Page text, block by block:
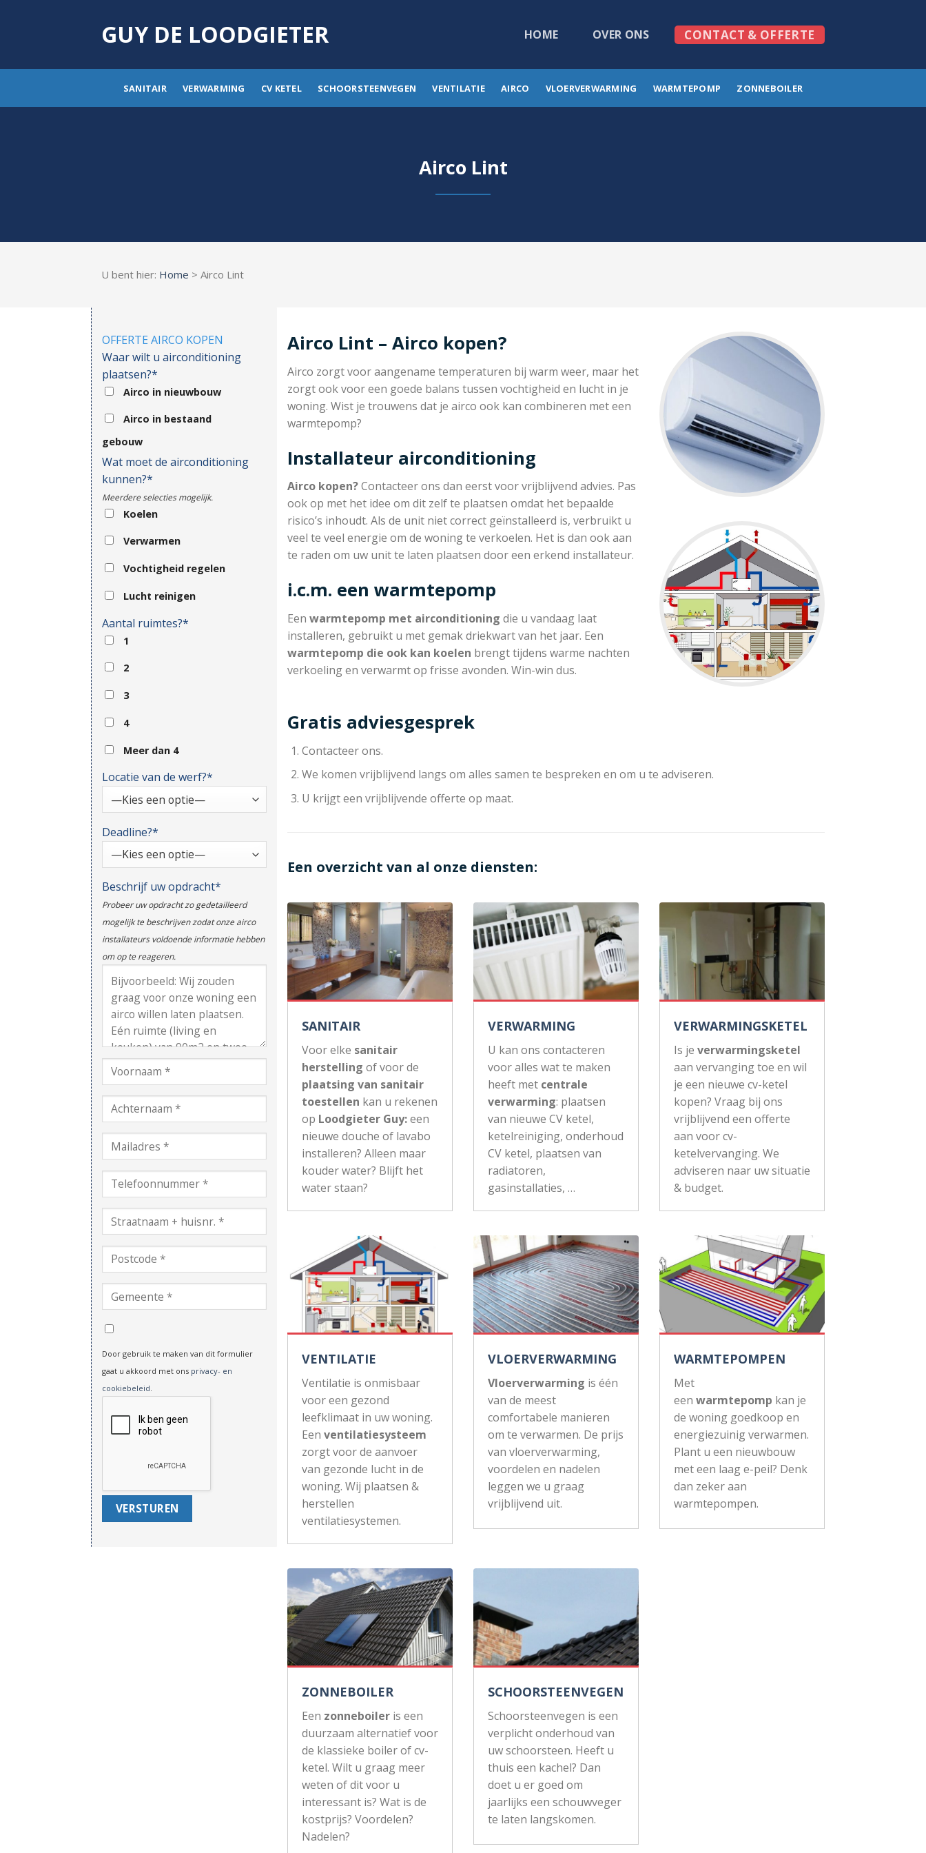
GUY DE LOODGIETER HOME OVER ONS CONTACT & OFFERTE
SANITAIR VERWARMING CV KETEL SCHOORSTEENVEGEN VENTILATIE AIRCO VLOERVERWARMING WARMTEPOMP ZONNEBOILER
Airco Lint
U bent hier: Home > Airco Lint
OFFERTE AIRCO KOPEN
Waar wilt u airconditioning
plaatsen?*
Airco in nieuwbouw
Airco in bestaand
gebouw
Wat moet de airconditioning
kunnen?*
Meerdere selecties mogelijk.
Koelen
Verwarmen
Vochtigheid regelen
Lucht reinigen
Aantal ruimtes?*
1
2
3
4
Meer dan 4
Locatie van de werf?*
Deadline?*
Beschrijf uw opdracht*
Probeer uw opdracht zo gedetailleerd
mogelijk te beschrijven zodat onze airco
installateurs voldoende informatie hebben
om op te reageren.
Door gebruik te maken van dit formulier
gaat u akkoord met ons privacy- en
cookiebeleid
Airco Lint – Airco kopen?
Airco zorgt voor aangename temperaturen bij warm weer, maar het
zorgt ook voor een goede balans tussen vochtigheid en lucht in je
woning. Wist je trouwens dat je airco ook kan combineren met een
warmtepomp?
Installateur airconditioning
Airco kopen?Contacteer ons dan eerst voor vrijblijvend advies. Pas
ook op met het idee om dit zelf te plaatsen omdat het bepaalde
risico’s inhoudt. Als de unit niet correct geïnstalleerd is, verbruikt u
veel te veel energie om de woning te verkoelen. Het is dan ook aan
te raden om uw unit te laten plaatsen door een erkend installateur.
i.c.m. een warmtepomp
Een warmtepomp met airconditioning die u vandaag laat
installeren, gebruikt u met gemak driekwart van het jaar. Een
warmtepomp die ook kan koelen brengt tijdens warme nachten
verkoeling en verwarmt op frisse avonden. Win-win dus.
Gratis adviesgesprek
Contacteer ons.
We komen vrijblijvend langs om alles samen te bespreken en om u te adviseren.
U krijgt een vrijblijvende offerte op maat.
Een overzicht van al onze diensten:
SANITAIR
Voor elke sanitair
herstelling of voor de
plaatsing van sanitair
toestellen kan u rekenen
op Loodgieter Guy:een
nieuwe douche of lavabo
installeren? Alleen maar
kouder water? Blijft het
water staan?
VERWARMING
U kan ons contacteren
voor alles wat te maken
heeft met centrale
verwarming: plaatsen
van nieuwe CV ketel,
ketelreiniging, onderhoud
CV ketel, plaatsen van
radiatoren,
gasinstallaties, …
VERWARMINGSKETEL
Is je verwarmingsketel
aan vervanging toe en wil
je een nieuwe cv-ketel
kopen? Vraag bij ons
vrijblijvend een offerte
aan voor cv-
ketelvervanging. We
adviseren naar uw situatie
& budget.
VENTILATIE
Ventilatie is onmisbaar
voor een gezond
leefklimaat in uw woning.
Een ventilatiesysteem
zorgt voor de aanvoer
van gezonde lucht in de
woning. Wij plaatsen &
herstellen
ventilatiesystemen.
VLOERVERWARMING
Vloerverwarming is één
van de meest
comfortabele manieren
om te verwarmen. De prijs
van vloerverwarming,
voordelen en nadelen
leggen we u graag
vrijblijvend uit.
WARMTEPOMPEN
Met
een warmtepomp kan je
de woning goedkoop en
energiezuinig verwarmen.
Plant u een nieuwbouw
met een laag e-peil? Denk
dan zeker aan
warmtepompen.
ZONNEBOILER
Een zonneboiler is een
duurzaam alternatief voor
de klassieke boiler of cv-
ketel. Wilt u graag meer
weten of dit voor u
interessant is? Wat is de
kostprijs? Voordelen?
Nadelen?
SCHOORSTEENVEGEN
Schoorsteenvegen is een
verplicht onderhoud van
uw schoorsteen. Heeft u
thuis een kachel? Dan
doet u er goed om
jaarlijks een schouwveger
te laten langskomen.